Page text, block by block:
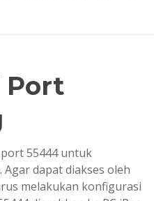
Port
55444 untuk
dapat diakses oleh
melakukan konfigurasi